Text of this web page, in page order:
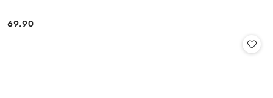
Cena:
69.90